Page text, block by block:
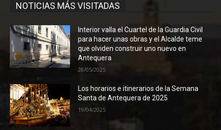
NOTICIAS MÁS VISITADAS
Interior valla el Cuartel de la Guardia Civil
para hacer unas obras y el Alcalde teme
que olviden construir uno nuevo en
Antequera
28/05/2025
Los horarios e itinerarios de la Semana
Santa de Antequera de 2025
19/04/2025